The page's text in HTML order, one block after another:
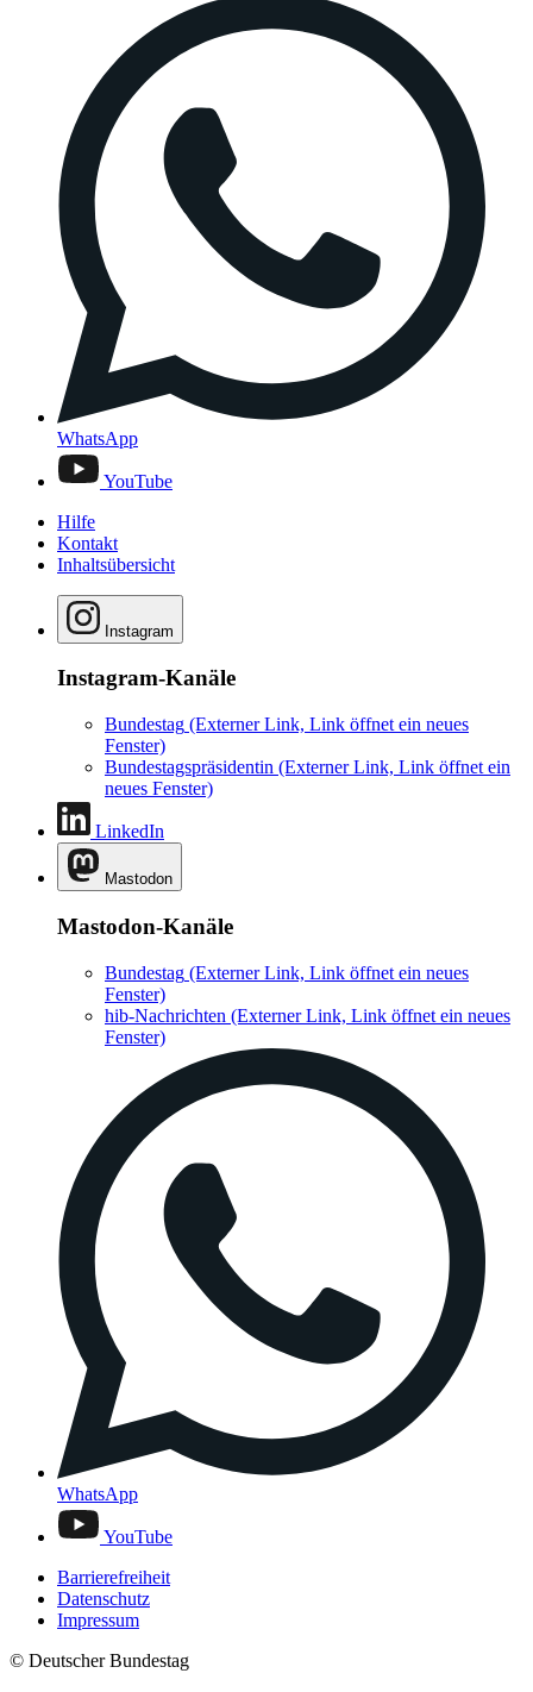
WhatsApp
YouTube
Hilfe
Kontakt
Inhaltsübersicht
Instagram
Instagram-Kanäle
Bundestag (Externer Link, Link öffnet ein neues
Fenster)
Bundestagspräsidentin (Externer Link, Link öffnet ein
neues Fenster)
LinkedIn
Mastodon
Mastodon-Kanäle
Bundestag (Externer Link, Link öffnet ein neues
Fenster)
hib-Nachrichten (Externer Link, Link öffnet ein neues
Fenster)
WhatsApp
YouTube
Barrierefreiheit
Datenschutz
Impressum
© Deutscher Bundestag